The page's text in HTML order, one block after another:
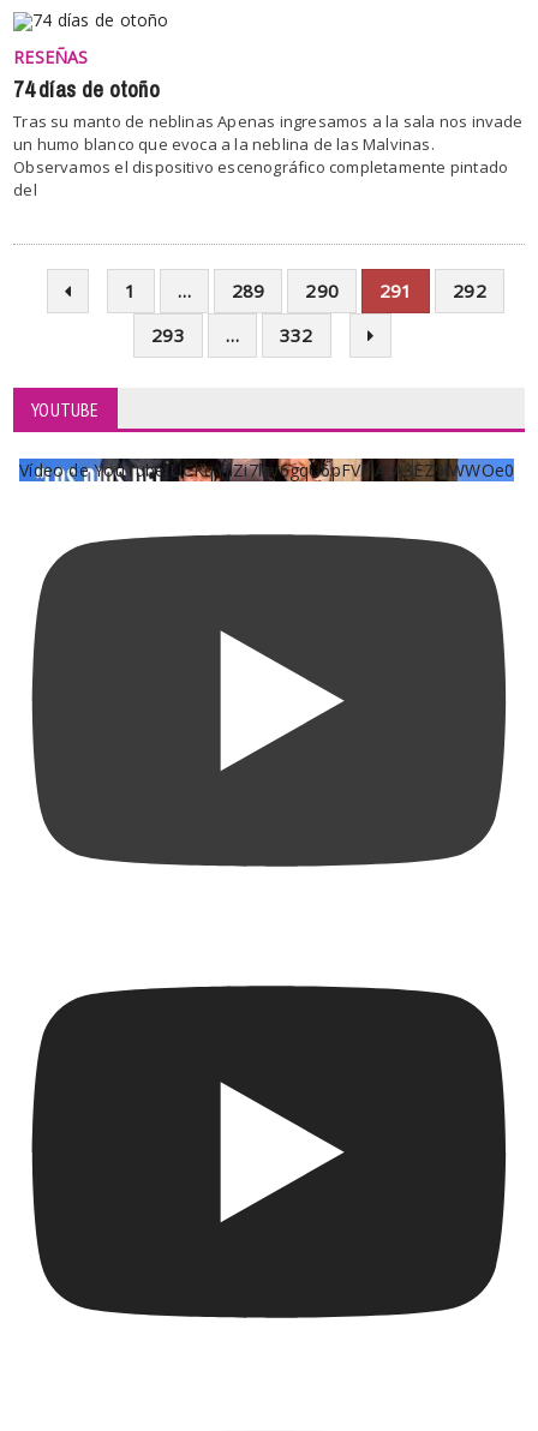
RESEÑAS
74 días de otoño
Tras su manto de neblinas Apenas ingresamos a la sala nos invade
un humo blanco que evoca a la neblina de las Malvinas.
Observamos el dispositivo escenográfico completamente pintado
del
1 … 289 290 291
292
293
… 332
YOUTUBE
Vídeo de YouTube UCKqYjiZi7lzy6gqU6pFVFiA_A3EZ9JWWOe0